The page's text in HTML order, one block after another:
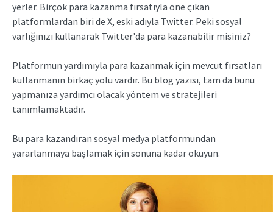
yerler. Birçok para kazanma fırsatıyla öne çıkan
platformlardan biri de X, eski adıyla Twitter. Peki sosyal
varlığınızı kullanarak Twitter'da para kazanabilir misiniz?
Platformun yardımıyla para kazanmak için mevcut fırsatları
kullanmanın birkaç yolu vardır. Bu blog yazısı, tam da bunu
yapmanıza yardımcı olacak yöntem ve stratejileri
tanımlamaktadır.
Bu para kazandıran sosyal medya platformundan
yararlanmaya başlamak için sonuna kadar okuyun.